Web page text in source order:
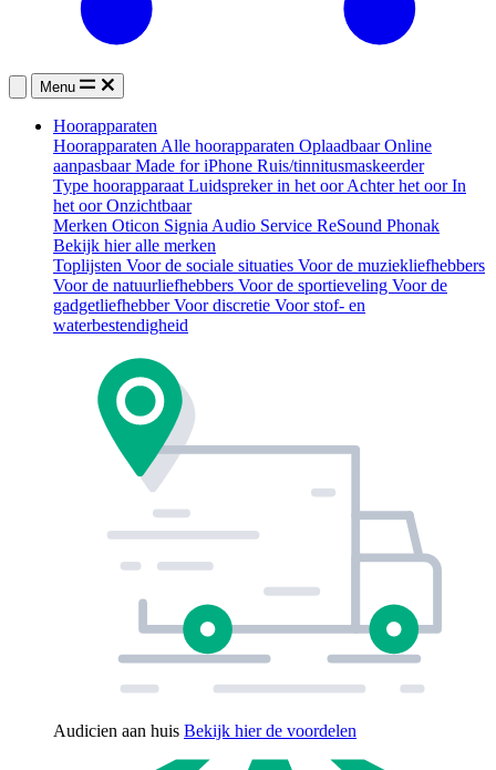
Menu
Hoorapparaten
Hoorapparaten Alle hoorapparaten OplaadbaarOnline
aanpasbaarMade for iPhone Ruis/tinnitusmaskeerder
Type hoorapparaat Luidspreker in het oorAchter het oorIn
het oorOnzichtbaar
Merken Oticon Signia Audio Service ReSound Phonak
Bekijk hier alle merken
Toplijsten Voor de sociale situaties Voor de muziekliefhebbers
Voor de natuurliefhebbers Voor de sportieveling Voor de
gadgetliefhebberVoor discretie Voor stof- en
waterbestendigheid
Audicien aan huis Bekijk hier de voordelen